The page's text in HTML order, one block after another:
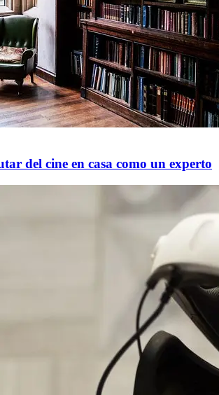
del cine en casa como un experto